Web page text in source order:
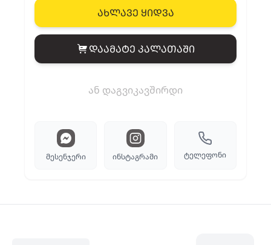
ახლავე ყიდვა
View cart
დაამატე კალათაში
ან დაგვიკავშირდი
მესენჯერი ინსტაგრამი ტელეფონი